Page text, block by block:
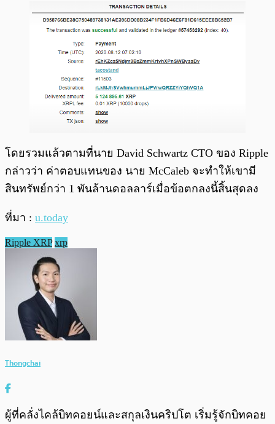
โดยรวมแล้วตามที่นาย David Schwartz CTO ของ Ripple
กล่าวว่า ค่าตอบแทนของ นาย McCaleb จะทำให้เขามี
สินทรัพย์กว่า 1 พันล้านดอลลาร์เมื่อข้อตกลงนี้สิ้นสุดลง
ที่มา : u.today
Ripple XRP xrp
Thongchai
ผู้ที่คลั่งไคล้บิทคอยน์และสกุลเงินคริปโต เริ่มรู้จักบิทคอย